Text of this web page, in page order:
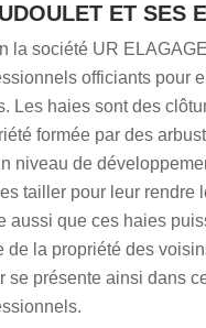
ET SES
la société UR
officiants pour
Les haies sont des
formée par des
niveau de
tailler pour leur rendre
aussi que ces haies
de la propriété des
se présente ainsi dans